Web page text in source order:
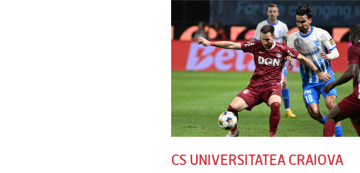
CS UNIVERSITATEA CRAIOVA